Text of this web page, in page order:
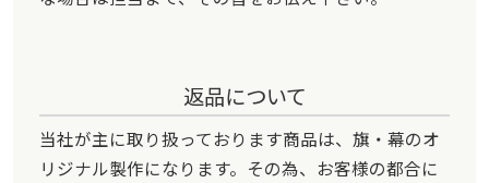
担当の越智さんの対応が良かったです。
【商品に関する満足度の理由】
希望通り作成してもらいました。
返品について
当社が主に取り扱っております商品は、旗・幕のオ
リジナル製作になります。その為、お客様の都合に